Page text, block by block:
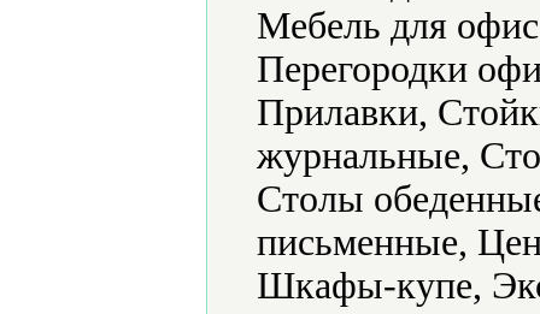
Мебель для
Перегородки
Прилавки,
журнальные,
Столы
письменные,
Шкафы-купе,